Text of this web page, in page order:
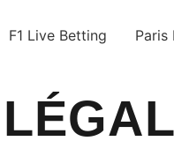
F1 Live Betting Paris